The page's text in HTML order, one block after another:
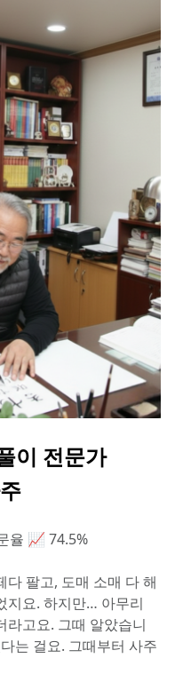
이 전문가
율 📈 74.5%
팔고, 도매 소매 다 해
지요. 하지만… 아무리
라고요. 그때 알았습니
는 걸요. 그때부터 사주